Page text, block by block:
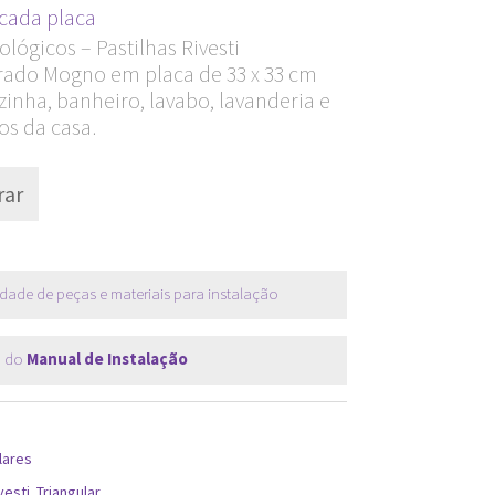
35,90.
cada placa
– Pastilhas Rivesti
Mogno em placa de 33 x 33 cm
banheiro, lavabo, lavanderia e
da casa.
de peças e materiais para instalação
do Manual de Instalação